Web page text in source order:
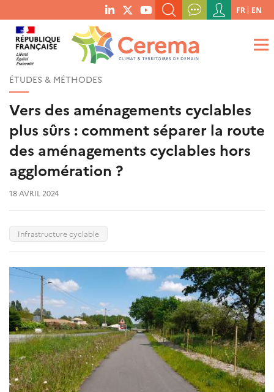
menu
social
links
RECHERCHER UN MOT-CLÉ, UNE PUBLICATION, ETC.
QUE RECHERCHEZ-VOUS ?
Menu
du
compte
de
FR EN
ÉTUDES & MÉTHODES
Vers des aménagements cyclables
plus sûrs : comment séparer la route
des aménagements cyclables hors
agglomération ?
18 AVRIL 2024
Infrastructure cyclable